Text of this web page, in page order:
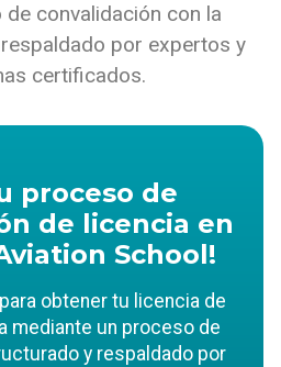
convalidación con la
por expertos y
certificados.
proceso de
de licencia en
School!
obtener tu licencia de
mediante un proceso de
y respaldado por